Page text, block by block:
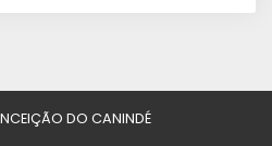
DO CANINDÉ